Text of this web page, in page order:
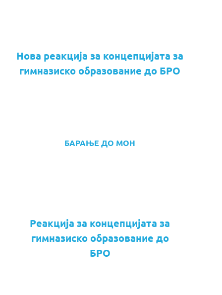
Нова реакција за концепцијата за
гимназиско образование до БРО
БАРАЊЕ ДО МОН
Реакција за концепцијата за
гимназиско образование до
БРО